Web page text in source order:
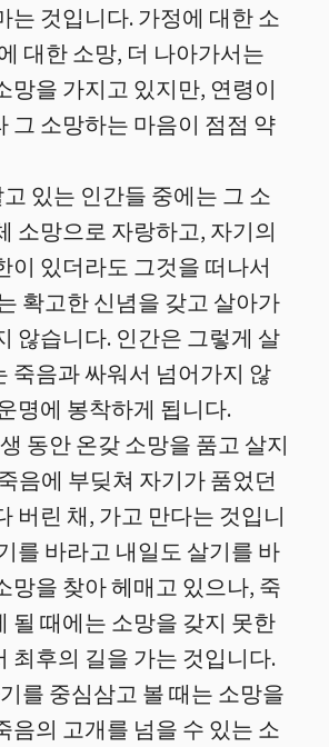
는 것입니다. 가정에 대한 소
대한 소망, 더 나아가서는
망을 가지고 있지만, 연령이
그 소망하는 마음이 점점 약
있는 인간들 중에는 그 소
소망으로 자랑하고, 자기의
이 있더라도 그것을 떠나서
확고한 신념을 갖고 살아가
않습니다. 인간은 그렇게 살
죽음과 싸워서 넘어가지 않
명에 봉착하게 됩니다.
동안 온갖 소망을 품고 살지
음에 부딪쳐 자기가 품었던
버린 채, 가고 만다는 것입니
를 바라고 내일도 살기를 바
망을 찾아 헤매고 있으나, 죽
될 때에는 소망을 갖지 못한
최후의 길을 가는 것입니다.
를 중심삼고 볼 때는 소망을
음의 고개를 넘을 수 있는 소